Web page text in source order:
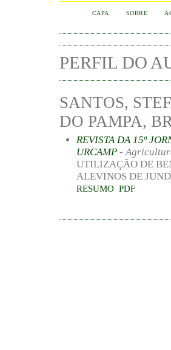
CAPA SOBRE
PERFIL DO
SANTOS,
DO PAMPA,
REVISTA DA 15ª
URCAMP -
UTILIZAÇÃO DE
ALEVINOS DE
RESUMO PDF